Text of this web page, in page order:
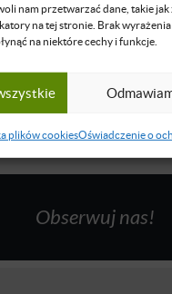
nam przetwarzać dane, takie
na tej stronie. Brak
na niektóre cechy i funkcje.
plików cookiesOświadczenie o
Obserwuj nas!